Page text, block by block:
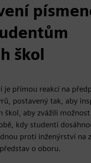
škol
je přímou reakcí na
postavený tak, aby
škol, aby zvážili
kdy studenti
proti inženýrství na
o oboru.